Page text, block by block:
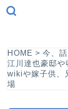
HOME > 今、
江川達也豪邸
wikiや嫁子供、
場